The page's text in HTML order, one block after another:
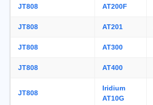
JT808 AT200F
JT808 AT201
JT808 AT300
JT808 AT400
JT808
Iridium
AT10G